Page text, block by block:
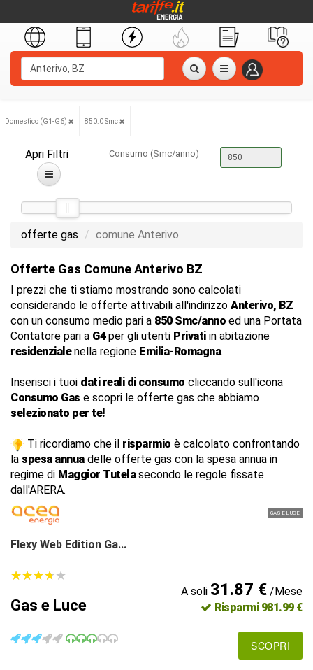
Domestico (G1-G6) 850.0 Smc
Apri Filtri Consumo (Smc/anno)
offerte gas comune Anterivo
Offerte Gas Comune Anterivo BZ
I prezzi che ti stiamo mostrando sono calcolati
considerando le offerte attivabili all'indirizzo Anterivo, BZ
con un consumo medio pari a 850 Smc/anno ed una Portata
Contatore pari a G4per gli utenti Privatiin abitazione
residenzialenella regione Emilia-Romagna.
Inserisci i tuoi dati reali di consumo cliccando sull'icona
Consumo Gas e scopri le offerte gas che abbiamo
selezionato per te!
Ti ricordiamo che il risparmio è calcolato confrontando
la spesa annuadelle offerte gas con la spesa annua in
regime di Maggior Tutelasecondo le regole fissate
dall'ARERA.
GAS E LUCE
Flexy Web Edition Ga...
★★★★★
★★★★★
Gas e Luce
A soli 31.87 €/Mese
Risparmi 981.99 €
SCOPRI